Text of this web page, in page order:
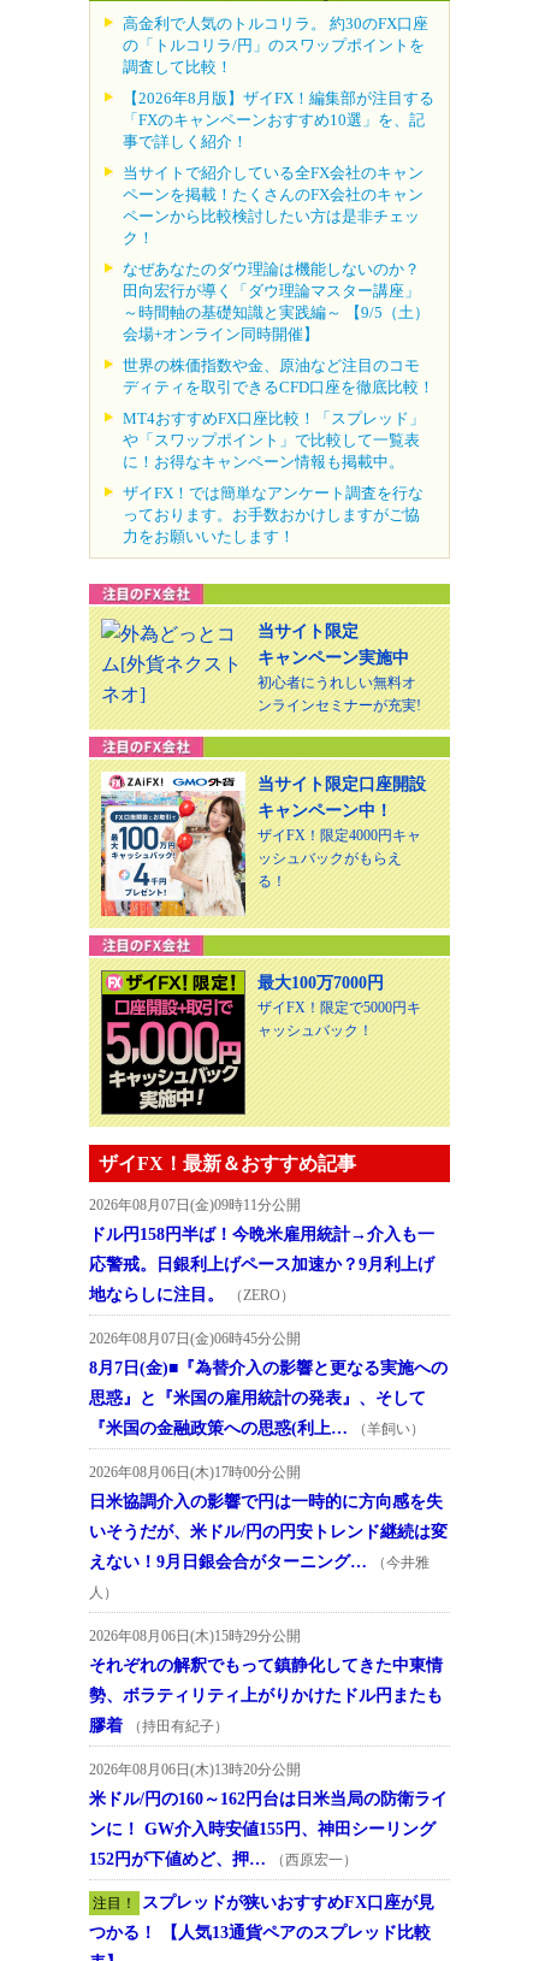
高金利で人気のトルコリラ。 約30のFX口座
の「トルコリラ/円」のスワップポイントを
調査して比較！
【2026年8月版】ザイFX！編集部が注目する
「FXのキャンペーンおすすめ10選」を、記
事で詳しく紹介！
当サイトで紹介している全FX会社のキャン
ペーンを掲載！たくさんのFX会社のキャン
ペーンから比較検討したい方は是非チェッ
ク！
なぜあなたのダウ理論は機能しないのか？
田向宏行が導く「ダウ理論マスター講座」
～時間軸の基礎知識と実践編～ 【9/5（土）
会場+オンライン同時開催】
世界の株価指数や金、原油など注目のコモ
ディティを取引できるCFD口座を徹底比較！
MT4おすすめFX口座比較！「スプレッド」
や「スワップポイント」で比較して一覧表
に！お得なキャンペーン情報も掲載中。
ザイFX！では簡単なアンケート調査を行な
っております。お手数おかけしますがご協
力をお願いいたします！
当サイト限定
キャンペーン実施中
初心者にうれしい無料オ
ンラインセミナーが充実!
当サイト限定口座開設
キャンペーン中！
ザイFX！限定4000円キャ
ッシュバックがもらえ
る！
最大100万7000円
ザイFX！限定で5000円キ
ャッシュバック！
ザイFX！最新＆おすすめ記事
2026年08月07日(金)09時11分公開
ドル円158円半ば！今晩米雇用統計→介入も一
応警戒。日銀利上げペース加速か？9月利上げ
地ならしに注目。
（ZERO）
2026年08月07日(金)06時45分公開
8月7日(金)■『為替介入の影響と更なる実施への
思惑』と『米国の雇用統計の発表』、そして
『米国の金融政策への思惑(利上…
（羊飼い）
2026年08月06日(木)17時00分公開
日米協調介入の影響で円は一時的に方向感を失
いそうだが、米ドル/円の円安トレンド継続は変
えない！9月日銀会合がターニング…
（今井雅
人）
2026年08月06日(木)15時29分公開
それぞれの解釈でもって鎮静化してきた中東情
勢、ボラティリティ上がりかけたドル円またも
膠着
（持田有紀子）
2026年08月06日(木)13時20分公開
米ドル/円の160～162円台は日米当局の防衛ライ
ンに！ GW介入時安値155円、神田シーリング
152円が下値めど、押…
（西原宏一）
注目！
スプレッドが狭いおすすめFX口座が見
つかる！ 【人気13通貨ペアのスプレッド比較